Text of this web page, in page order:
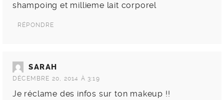
shampoing et millieme lait corporel
RÉPONDRE
SARAH
DÉCEMBRE 20, 2014 À 3:19
Je réclame des infos sur ton makeup !!